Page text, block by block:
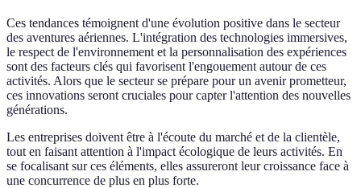
Ces tendances témoignent d'une évolution positive dans le secteur
des aventures aériennes. L'intégration des technologies immersives,
le respect de l'environnement et la personnalisation des expériences
sont des facteurs clés qui favorisent l'engouement autour de ces
activités. Alors que le secteur se prépare pour un avenir prometteur,
ces innovations seront cruciales pour capter l'attention des nouvelles
générations.
Les entreprises doivent être à l'écoute du marché et de la clientèle,
tout en faisant attention à l'impact écologique de leurs activités. En
se focalisant sur ces éléments, elles assureront leur croissance face à
une concurrence de plus en plus forte.